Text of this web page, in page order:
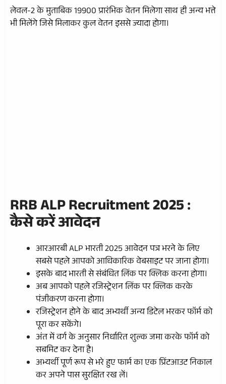
लेवल-2 के मुताबिक 19900 प्रारंभिक वेतन मिलेगा साथ ही अन्य भत्ते
भी मिलेंगे जिसे मिलाकर कुल वेतन इससे ज्यादा होगा।
RRB ALP Recruitment 2025 :
कैसे करें आवेदन
आरआरबी ALP भारती 2025 आवेदन पत्र भरने के लिए
सबसे पहले आपको आधिकारिक वेबसाइट पर जाना होगा।
इसके बाद भारती से संबंधित लिंक पर क्लिक करना होगा।
अब आपको पहले रजिस्ट्रेशन लिंक पर क्लिक करके
पंजीकरण करना होगा।
रजिस्ट्रेशन होने के बाद अभ्यर्थी अन्य डिटेल भरकर फॉर्म को
पूरा कर सकेंगे।
अंत में वर्ग के अनुसार निर्धारित शुल्क जमा करके फॉर्म को
सबमिट कर देना है।
अभ्यर्थी पूर्ण रूप से भरे हुए फार्म का एक प्रिंटआउट निकाल
कर अपने पास सुरक्षित रख लें।